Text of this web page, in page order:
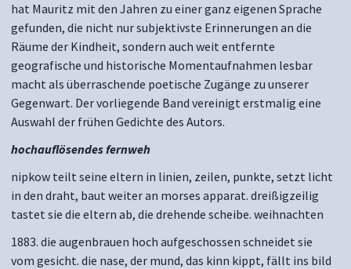
hat Mauritz mit den Jahren zu einer ganz eigenen Sprache
gefunden, die nicht nur subjektivste Erinnerungen an die
Räume der Kindheit, sondern auch weit entfernte
geografische und historische Momentaufnahmen lesbar
macht als überraschende poetische Zugänge zu unserer
Gegenwart. Der vorliegende Band vereinigt erstmalig eine
Auswahl der frühen Gedichte des Autors.
hochauflösendes fernweh
nipkow teilt seine eltern in linien, zeilen, punkte, setzt licht
in den draht, baut weiter an morses apparat. dreißigzeilig
tastet sie die eltern ab, die drehende scheibe. weihnachten
1883. die augenbrauen hoch aufgeschossen schneidet sie
vom gesicht. die nase, der mund, das kinn kippt, fällt ins bild